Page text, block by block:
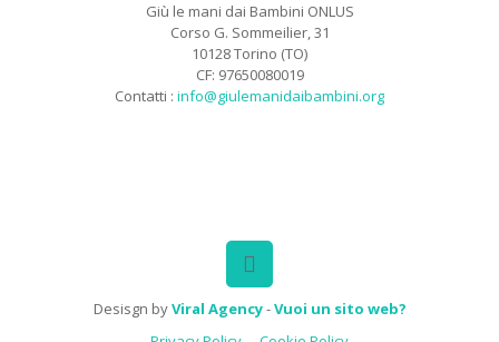
Giù le mani dai Bambini ONLUS
Corso G. Sommeilier, 31
10128 Torino (TO)
CF: 97650080019
Contatti : info@giulemanidaibambini.org
Desisgn byViral Agency-Vuoi un sito web?